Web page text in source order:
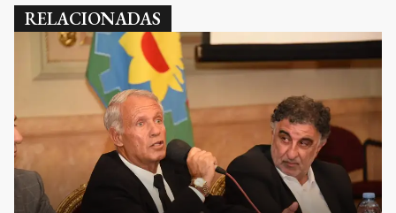
RELACIONADAS